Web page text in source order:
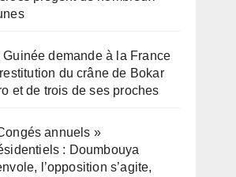
Guinée demande à la France
restitution du crâne de Bokar
et de trois de ses proches
annuels »
: Doumbouya
l’opposition s’agite,